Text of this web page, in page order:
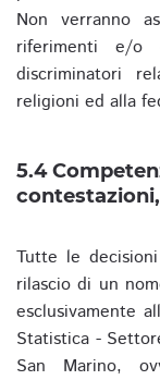
Non verranno
riferimenti e/o
discriminatori
religioni ed alla
5.4
Tutte le
rilascio di un
esclusivamente
Statistica -
San Marino,